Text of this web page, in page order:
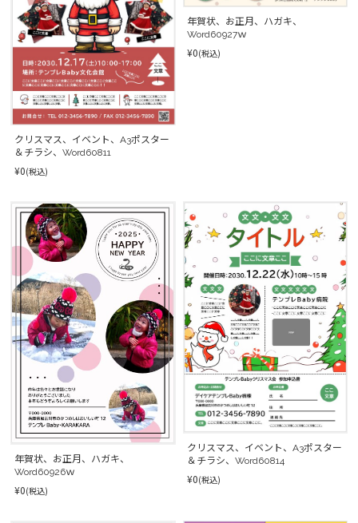
クリスマス、イベント、A3ポスター
＆チラシ、Word60811
¥0(税込)
年賀状、お正月、ハガキ、
Word60927ｗ
¥0(税込)
年賀状、お正月、ハガキ、
Word60926ｗ
¥0(税込)
クリスマス、イベント、A3ポスター
＆チラシ、Word60814
¥0(税込)